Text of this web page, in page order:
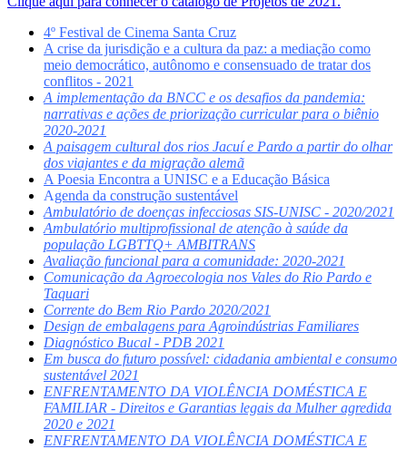
4º Festival de Cinema Santa Cruz
A crise da jurisdição e a cultura da paz: a mediação como
meio democrático, autônomo e consensuado de tratar dos
conflitos - 2021
A implementação da BNCC e os desafios da pandemia:
narrativas e ações de priorização curricular para o biênio
2020-2021
A paisagem cultural dos rios Jacuí e Pardo a partir do olhar
dos viajantes e da migração alemã
A Poesia Encontra a UNISC e a Educação Básica
Agenda da construção sustentável
Ambulatório de doenças infecciosas SIS-UNISC - 2020/2021
Ambulatório multiprofissional de atenção à saúde da
população LGBTTQ+ AMBITRANS
Avaliação funcional para a comunidade: 2020-2021
Comunicação da Agroecologia nos Vales do Rio Pardo e
Taquari
Corrente do Bem Rio Pardo 2020/2021
Design de embalagens para Agroindústrias Familiares
Diagnóstico Bucal - PDB 2021
Em busca do futuro possível: cidadania ambiental e consumo
sustentável 2021
ENFRENTAMENTO DA VIOLÊNCIA DOMÉSTICA E
FAMILIAR - Direitos e Garantias legais da Mulher agredida
2020 e 2021
ENFRENTAMENTO DA VIOLÊNCIA DOMÉSTICA E